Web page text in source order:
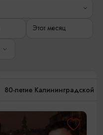
Этот месяц
80-летие Калининградской